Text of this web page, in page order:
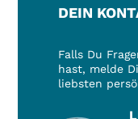
DEIN
Falls Du
hast, melde
liebsten